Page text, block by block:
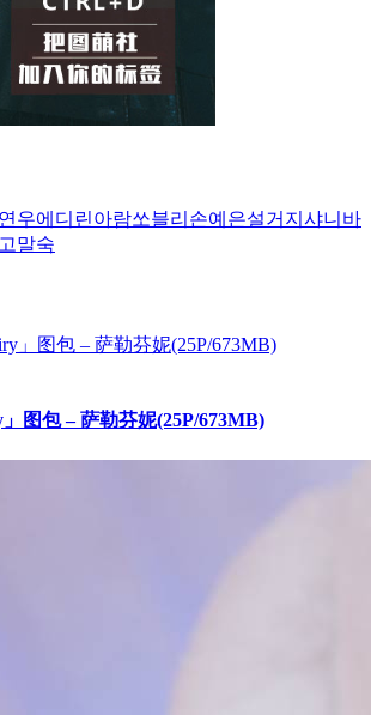
연우에디린아람쏘블리 손예은설거지 샤니 바
고말숙
」图包 – 萨勒芬妮(25P/673MB)